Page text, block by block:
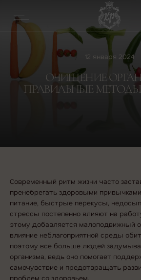
12 января 2024
ОЧИЩЕНИЕ
ПРАВИЛЬНЫЕ
Современный ритм жизни часто
пренебрегать здоровыми
питание, быстрые перекусы,
стрессы постепенно влияют на
этому добавляется малоподвижный
влияние неблагоприятной среды
поэтому все больше людей
организма, ведь оно помогает
самочувствие и предотвращать
проблем со здоровьем.